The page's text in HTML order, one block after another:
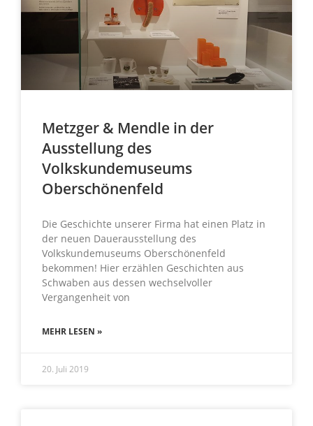
Metzger & Mendle in der
Ausstellung des
Volkskundemuseums
Oberschönenfeld
Die Geschichte unserer Firma hat einen Platz in
der neuen Dauerausstellung des
Volkskundemuseums Oberschönenfeld
bekommen! Hier erzählen Geschichten aus
Schwaben aus dessen wechselvoller
Vergangenheit von
MEHR LESEN »
20. Juli 2019